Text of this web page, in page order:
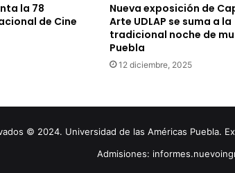
la 78
de Cine
Nueva exposición de
Arte UDLAP se suma a la
tradicional noche de
Puebla
12 diciembre, 2025
© 2024. Universidad de las Américas Puebla.
Admisiones: